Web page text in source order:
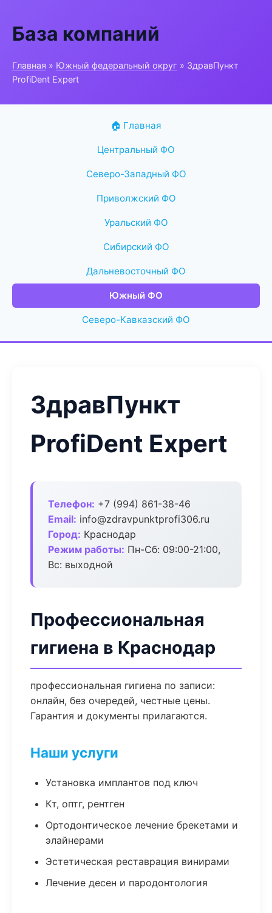
База компаний
Главная » Южный федеральный округ » ЗдравПункт
ProfiDent Expert
🏠 Главная
Центральный ФО
Северо-Западный ФО
Приволжский ФО
Уральский ФО
Сибирский ФО
Дальневосточный ФО
Южный ФО
Северо-Кавказский ФО
ЗдравПункт
ProfiDent Expert
Телефон: +7 (994) 861-38-46
Email: info@zdravpunktprofi306.ru
Город: Краснодар
Режим работы: Пн-Сб: 09:00-21:00,
Вс: выходной
Профессиональная
гигиена в Краснодар
профессиональная гигиена по записи:
онлайн, без очередей, честные цены.
Гарантия и документы прилагаются.
Наши услуги
Установка имплантов под ключ
Кт, оптг, рентген
Ортодонтическое лечение брекетами и
элайнерами
Эстетическая реставрация винирами
Лечение десен и пародонтология